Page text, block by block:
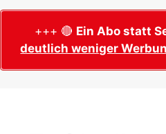
Wer wird Fußball-Weltmeister
Alle WM 2026 Trainer
+++ 🔴 Ein Abo statt
deutlich weniger